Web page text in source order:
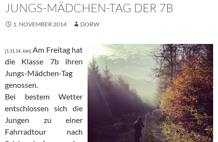
JUNGS-MÄDCHEN-TAG DER 7B
1. NOVEMBER 2014 DORW
[1.11.14, klin] Am Freitag hat
die Klasse 7b ihren
Jungs-Mädchen-Tag
genossen.
Bei bestem Wetter
entschlossen sich die
Jungen zu einer
Fahrradtour nach